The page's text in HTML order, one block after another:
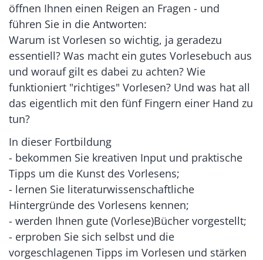
öffnen Ihnen einen Reigen an Fragen - und
führen Sie in die Antworten:
Warum ist Vorlesen so wichtig, ja geradezu
essentiell? Was macht ein gutes Vorlesebuch aus
und worauf gilt es dabei zu achten? Wie
funktioniert "richtiges" Vorlesen? Und was hat all
das eigentlich mit den fünf Fingern einer Hand zu
tun?
In dieser Fortbildung
- bekommen Sie kreativen Input und praktische
Tipps um die Kunst des Vorlesens;
- lernen Sie literaturwissenschaftliche
Hintergründe des Vorlesens kennen;
- werden Ihnen gute (Vorlese)Bücher vorgestellt;
- erproben Sie sich selbst und die
vorgeschlagenen Tipps im Vorlesen und stärken